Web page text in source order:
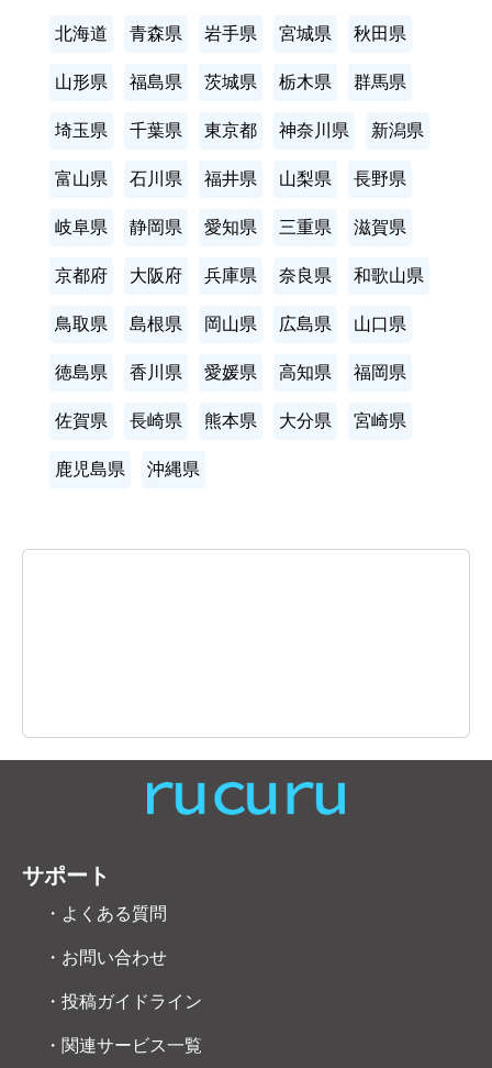
北海道 青森県 岩手県 宮城県 秋田県
山形県 福島県 茨城県 栃木県 群馬県
埼玉県 千葉県 東京都 神奈川県 新潟県
富山県 石川県 福井県 山梨県 長野県
岐阜県 静岡県 愛知県 三重県 滋賀県
京都府 大阪府 兵庫県 奈良県 和歌山県
鳥取県 島根県 岡山県 広島県 山口県
徳島県 香川県 愛媛県 高知県 福岡県
佐賀県 長崎県 熊本県 大分県 宮崎県
鹿児島県 沖縄県
サポート
・よくある質問
・お問い合わせ
・投稿ガイドライン
・関連サービス一覧